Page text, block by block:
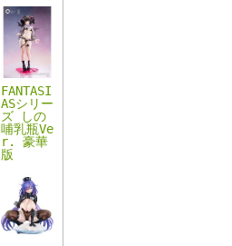
FANTASI
ASシリー
ズ しの
哺乳瓶Ve
r. 豪華
版